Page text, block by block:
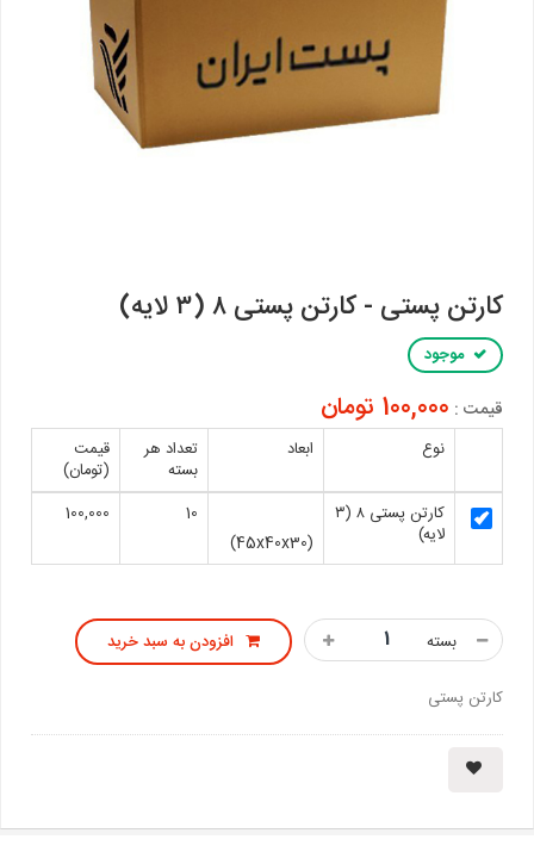
کارتن پستی - کارتن پستی ۸ (۳ لایه)
موجود
قیمت : 100,000 تومان
نوع ابعاد
تعداد هر
بسته
قیمت
(تومان)
کارتن پستی ۸ (۳
لایه)
(45x40x30)
10
100,000
بسته افزودن به سبد خرید
کارتن پستی